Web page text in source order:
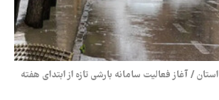
گسترش بارش‌ها در ۱۳ استان / آغاز فعالیت سامانه بارشی تازه از ابتدای هفته